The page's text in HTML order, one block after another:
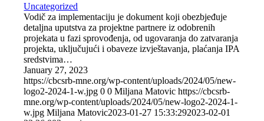
Uncategorized
Vodič za implementaciju je dokument koji obezbjeđuje
detaljna uputstva za projektne partnere iz odobrenih
projekata u fazi sprovođenja, od ugovaranja do zatvaranja
projekta, uključujući i obaveze izvještavanja, plaćanja IPA
sredstvima…
January 27, 2023
https://cbcsrb-mne.org/wp-content/uploads/2024/05/new-
logo2-2024-1-w.jpg 0 0 Miljana Matovic https://cbcsrb-
mne.org/wp-content/uploads/2024/05/new-logo2-2024-1-
w.jpg Miljana Matovic2023-01-27 15:33:292023-02-01